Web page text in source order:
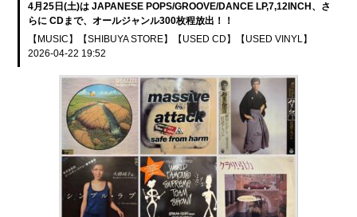
4月25日(土)は JAPANESE POPS/GROOVE/DANCE LP,7,12INCH、さ
らに CDまで、オールジャンル300枚程放出！！
【MUSIC】
【SHIBUYA STORE】 【USED CD】
【USED VINYL】
2026-04-22 19:52